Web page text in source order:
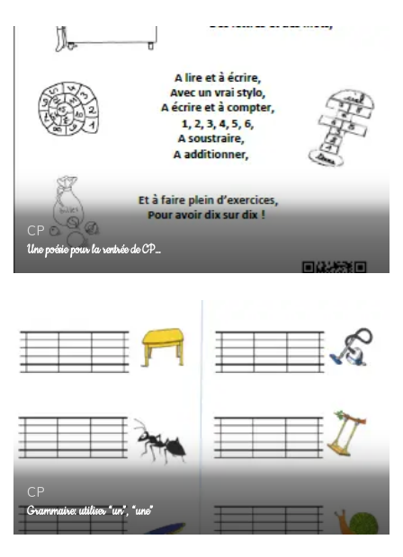
CP
Une poésie pour la rentrée de CP…
CP
Grammaire: utiliser “un”, “une”